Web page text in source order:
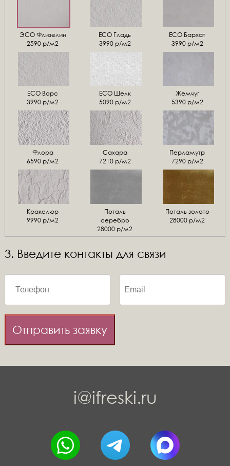
ЭСО Флизелин
2590 р/м2
ЕСО Гладь
3990 р/м2
ECO Бархат
3990 р/м2
ЕСО Ворс
3990 р/м2
ЕСО Шелк
5090 р/м2
Жемчуг
5390 р/м2
Флора
6590 р/м2
Сахара
7210 р/м2
Перламутр
7290 р/м2
Кракелюр
9990 р/м2
Поталь
серебро
28000 р/м2
Поталь золото
28000 р/м2
3. Введите контакты для связи
Отправить заявку
i@ifreski.ru